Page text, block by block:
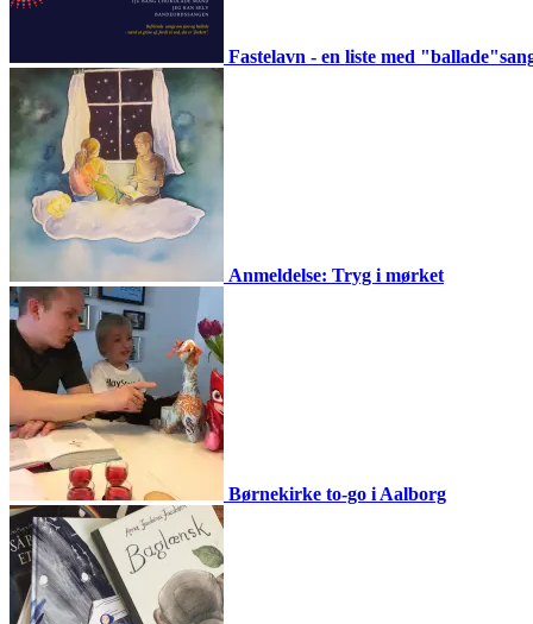
Fastelavn - en liste med
Anmeldelse: Tryg i mørket
Børnekirke to-go i Aalborg